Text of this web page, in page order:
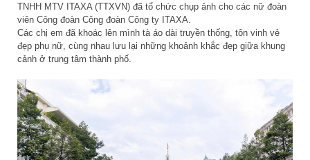
TNHH MTV ITAXA (TTXVN) đã tổ chức chụp ảnh cho các nữ đoàn
viên Công đoàn Công đoàn Công ty ITAXA.
Các chị em đã khoác lên mình tà áo dài truyền thống, tôn vinh vẻ
đẹp phụ nữ, cùng nhau lưu lại những khoảnh khắc đẹp giữa khung
cảnh ở trung tâm thành phố.